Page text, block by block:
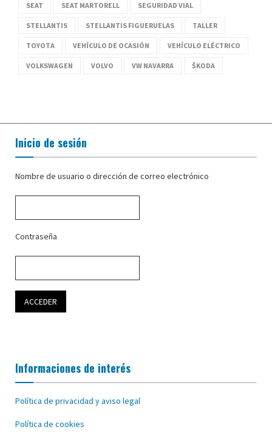
SEAT SEAT MARTORELL SEGURIDAD VIAL
STELLANTIS STELLANTIS FIGUERUELAS TALLER
TOYOTA VEHÍCULO DE OCASIÓN VEHÍCULO ELÉCTRICO
VOLKSWAGEN VOLVO VW NAVARRA ŠKODA
Inicio de sesión
Nombre de usuario o dirección de correo electrónico
Contraseña
Informaciones de interés
Política de privacidad y aviso legal
Política de cookies